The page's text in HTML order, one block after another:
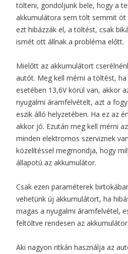
tölteni, gondoljunk bele, hogy a
akkumulátora sem tölt semmit öt
ezt hibázzák el, a töltést, csak
ismét ott állnak a probléma előtt.
Mielőtt az akkumulátort
autót. Meg kell mérni a töltést,
esetében 13,6V körül van, akkor
nyugalmi áramfelvételt, azt a
eszik álló helyzetében. Ha ez az
akkor jó. Ezután meg kell mérni
minden elektromos szerviznek
közelítéssel megmondja, hogy
állapotú az akkumulátor.
Csak ezen paraméterek
vehetünk új akkumulátort, ha
magas a nyugalmi áramfelvétel,
feltöltve rendesen az akkumulátor.
Aki nagyon ritkán használja az